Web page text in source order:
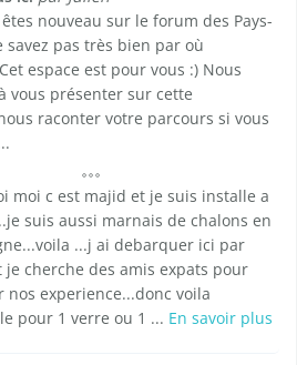
nouveau sur le forum des Pays-
savez pas très bien par où
espace est pour vous :) Nous
vous présenter sur cette
raconter votre parcours si vous
moi c est majid et je suis installe a
suis aussi marnais de chalons en
...j ai debarquer ici par
je cherche des amis expats pour
nos experience...donc voila
pour 1 verre ou 1 ... En savoir plus